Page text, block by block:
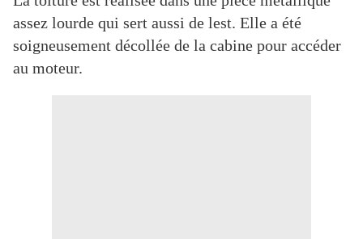
assez lourde qui sert aussi de lest. Elle a été
soigneusement décollée de la cabine pour accéder
au moteur.